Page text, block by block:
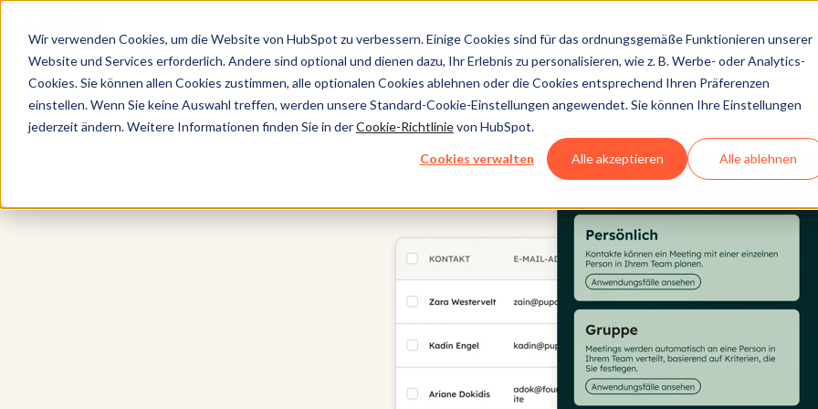
Wir verwenden Cookies, um die Website von HubSpot zu verbessern. Einige Cookies sind für das ordnungsgemäße Funktionieren unserer
Website und Services erforderlich. Andere sind optional und dienen dazu, Ihr Erlebnis zu personalisieren, wie z. B. Werbe- oder Analytics-
Cookies. Sie können allen Cookies zustimmen, alle optionalen Cookies ablehnen oder die Cookies entsprechend Ihren Präferenzen
einstellen. Wenn Sie keine Auswahl treffen, werden unsere Standard-Cookie-Einstellungen angewendet. Sie können Ihre Einstellungen
jederzeit ändern. Weitere Informationen finden Sie in derCookie-Richtlinievon HubSpot.
Cookies verwalten Alle akzeptieren Alle ablehnen
Sales Hub